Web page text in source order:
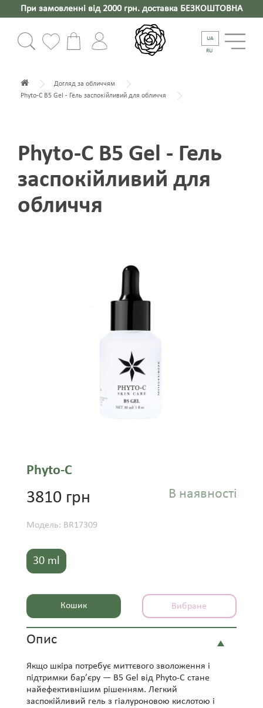
При замовленні від 2000 грн. доставка БЕЗКОШТОВНА
UA
RU
Догляд за обличчям
Phyto-C B5 Gel - Гель заспокійливий для обличчя
Phyto-C B5 Gel - Гель
заспокійливий для
обличчя
Phyto-C
В наявності
3810 грн
Модель: BR17309
30 ml
Кошик Вибране
Опис
Якщо шкіра потребує миттєвого зволоження і
підтримки бар’єру — B5 Gel від Phyto-C стане
найефективнішим рішенням. Легкий
заспокійливий гель з гіалуроновою кислотою і